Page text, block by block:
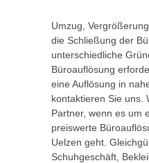
Umzug,
die Schließung der
unterschiedliche
Büroauflösung
eine Auflösung in
kontaktieren Sie uns.
Partner, wenn es um
preiswerte
Uelzen geht.
Schuhgeschäft,